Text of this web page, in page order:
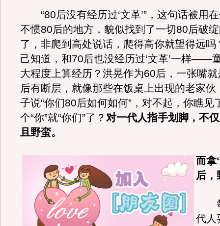
“80后没有经历过‘文革’”，这句话被用
不惯80后的地方，貌似找到了一切80后破
了，非爬到高处说话，爬得高你就望得远吗
己知道，和70后也没经历过‘文革’一样——
大程度上算经历？洪晃作为60后，一张嘴
后有断层，就像那些在饭桌上出现的老家伙
子说“你们80后如何如何”，对不起，你瞧见
个“你”就“你们”了？ 对一代人指手划脚，不
且野蛮。
而拿
后，
每
代人